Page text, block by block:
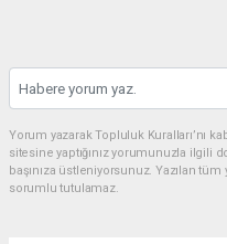
Yorum yazarak Topluluk Kuralları’nı
sitesine yaptığınız yorumunuzla ilgili
başınıza üstleniyorsunuz. Yazılan
sorumlu tutulamaz.